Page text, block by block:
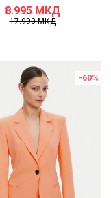
8.995 МКД
17.990МКД
-60%